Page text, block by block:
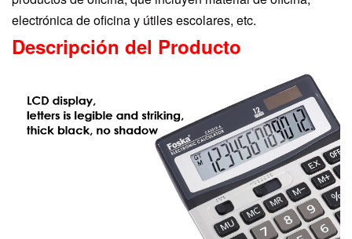
electrónica de oficina y útiles escolares, etc.
Descripción del Producto